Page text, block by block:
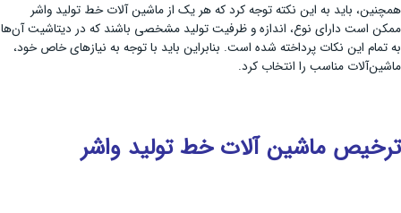
همچنین، باید به این نکته توجه کرد که هر یک از ماشین ‌آلات خط تولید واشر
ممکن است دارای نوع، اندازه و ظرفیت تولید مشخصی باشند که در دیتاشیت آن‌ها
به تمام این نکات پرداخته شده است. بنابراین باید با توجه به نیازهای خاص خود،
ماشین‌آلات مناسب را انتخاب کرد.
ترخیص ماشین آلات خط تولید واشر